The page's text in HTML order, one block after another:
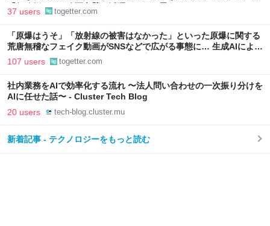
「行政側として八面六臂の活躍をしたと思う」
37 users togetter.com
「原爆はうそ」「放射線の被害はなかった」といった原爆に関する
荒唐無稽なフェイク動画がSNSなどで広がる事態に… 生成AIによる
被爆の実相からはかけ離れた動画も増加、被爆者からは憤りの声も
107 users togetter.com
社内業務をAIで効率化する流れ 〜法人問い合わせの一次振り分けを
AIに任せた話〜 - Cluster Tech Blog
20 users tech-blog.cluster.mu
新着記事 - テクノロジーをもっと読む